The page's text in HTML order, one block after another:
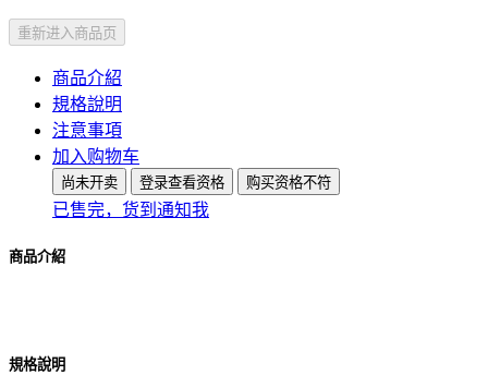
重新进入商品页
商品介紹
規格說明
注意事項
加入购物车
尚未开卖 登录查看资格 购买资格不符
已售完，货到通知我
商品介紹
規格說明